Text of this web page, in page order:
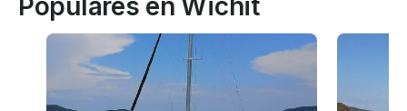
Populares en Wichit